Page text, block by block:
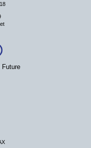
Future